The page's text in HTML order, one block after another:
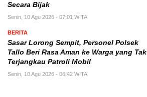
Secara Bijak
Senin, 10 Agu 2026 - 07:01 WITA
BERITA
Sasar Lorong Sempit, Personel Polsek
Tallo Beri Rasa Aman ke Warga yang Tak
Terjangkau Patroli Mobil
Senin, 10 Agu 2026 - 06:42 WITA